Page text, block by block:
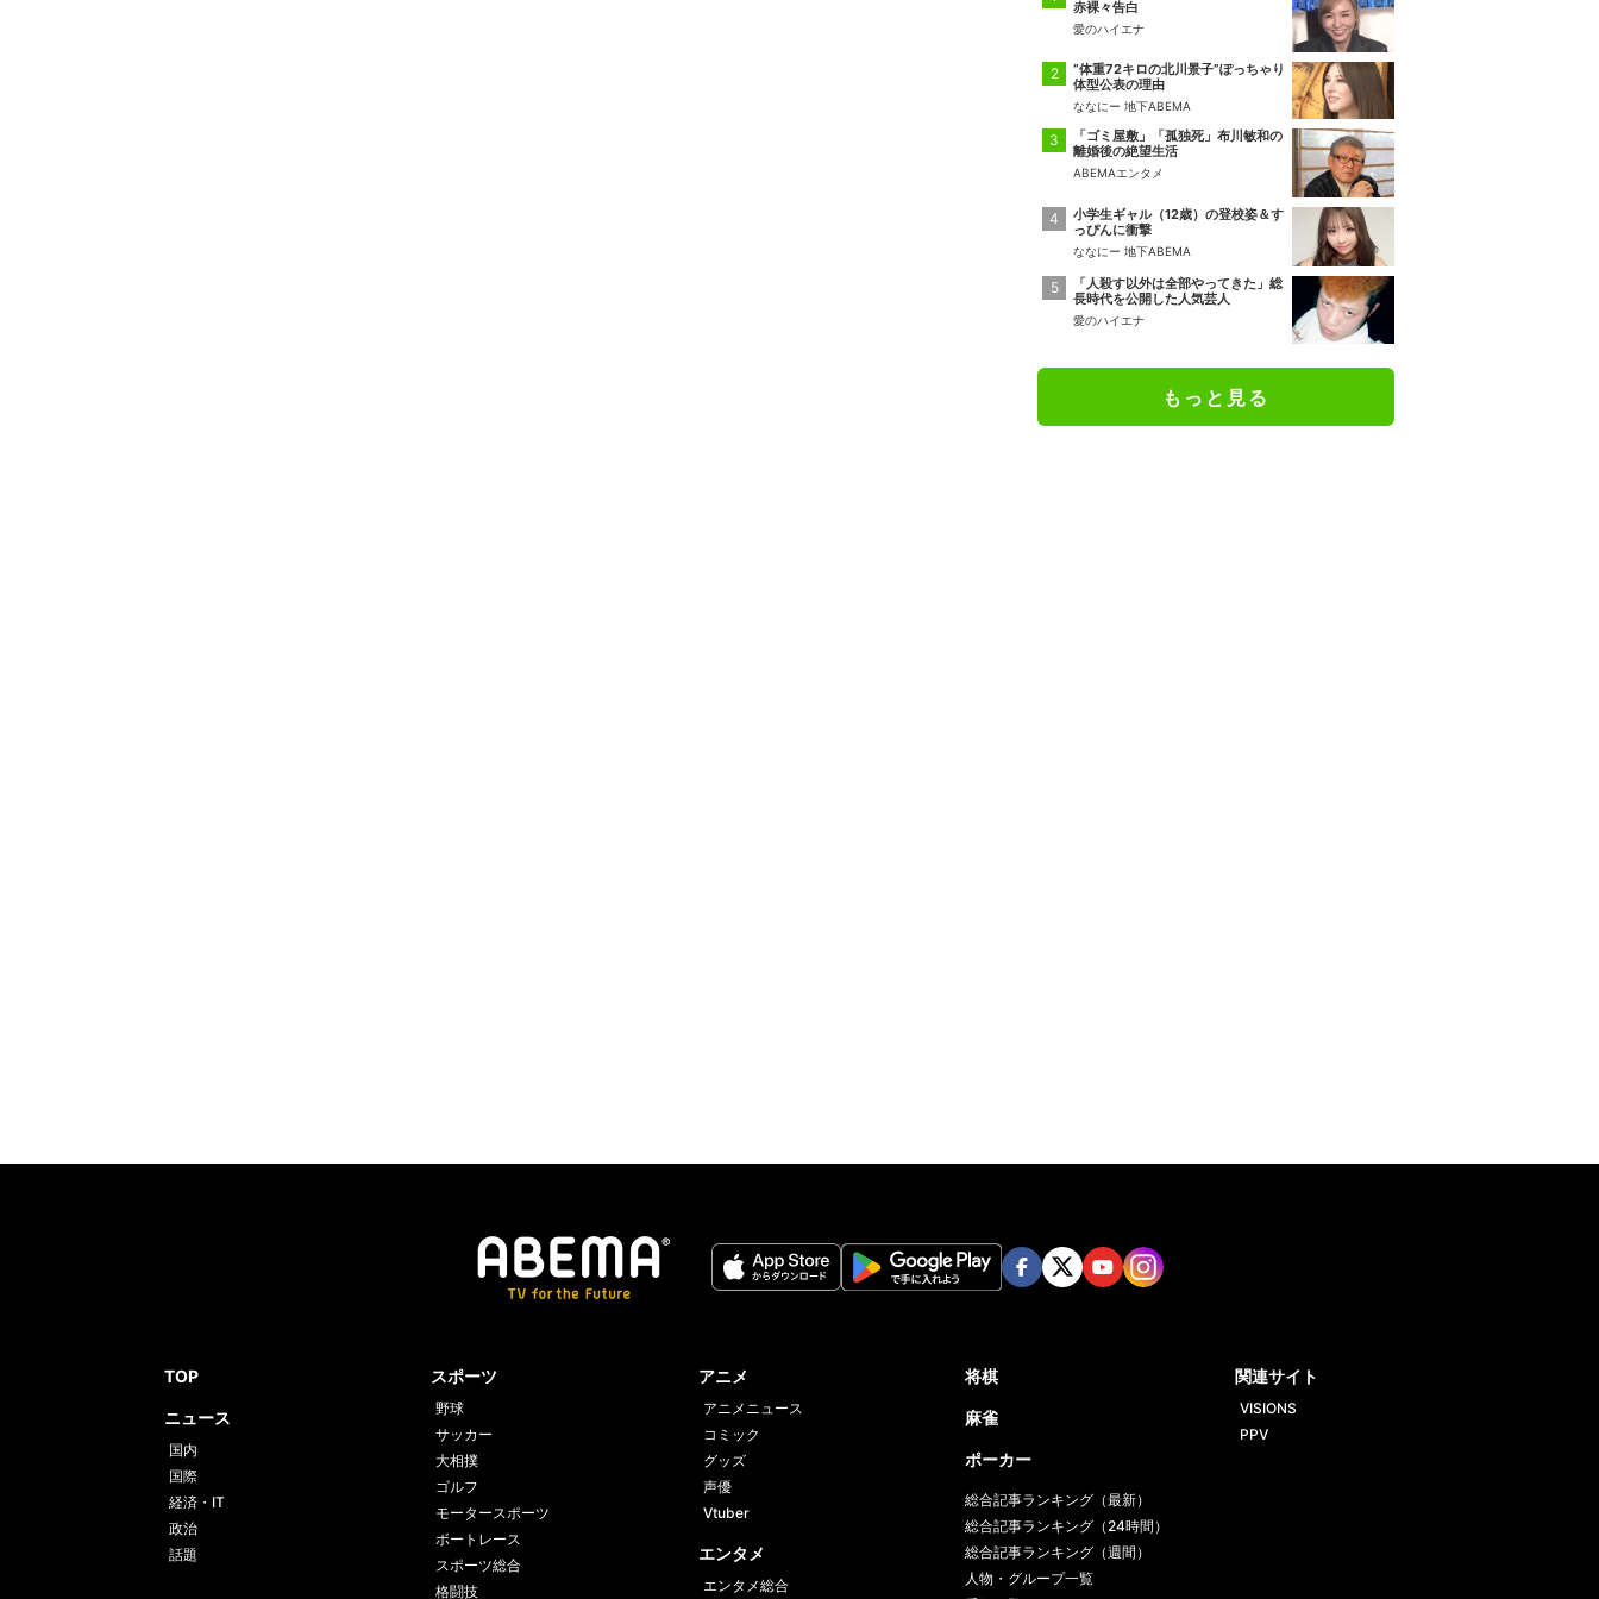
赤裸々告白
愛のハイエナ
“体重72キロの北川景子”ぽっちゃり
体型公表の理由
ななにー 地下ABEMA
「ゴミ屋敷」「孤独死」布川敏和の
離婚後の絶望生活
ABEMAエンタメ
小学生ギャル（12歳）の登校姿＆す
っぴんに衝撃
ななにー 地下ABEMA
「人殺す以外は全部やってきた」総
長時代を公開した人気芸人
愛のハイエナ
もっと見る
TOP
ニュース
国内
国際
経済・IT
政治
話題
スポーツ
野球
サッカー
大相撲
ゴルフ
モータースポーツ
ボートレース
スポーツ総合
格闘技
アニメ
アニメニュース
コミック
グッズ
声優
Vtuber
エンタメ
エンタメ総合
将棋
麻雀
ポーカー
総合記事ランキング（最新）
総合記事ランキング（24時間）
総合記事ランキング（週間）
人物・グループ一覧
関連サイト
VISIONS
PPV